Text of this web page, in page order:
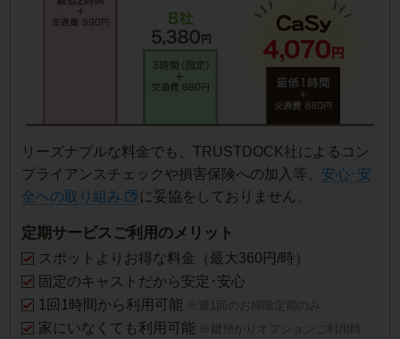
リーズナブルな料金でも、TRUSTDOCK社によるコン
プライアンスチェックや損害保険への加入等、 安心･安
全への取り組み
に妥協をしておりません。
定期サービスご利用のメリット
スポットよりお得な料金（最大360円/時）
固定のキャストだから安定･安心
1回1時間から利用可能 ※週1回のお掃除定期のみ
家にいなくても利用可能 ※鍵預かりオプションご利用時